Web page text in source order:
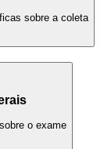
sobre a coleta
o exame